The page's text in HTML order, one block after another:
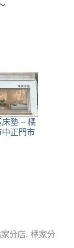
床墊 – 橘
中正門市
分店, 橘家分